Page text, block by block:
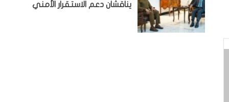
يناقشان دعم الاستقرار الأمني